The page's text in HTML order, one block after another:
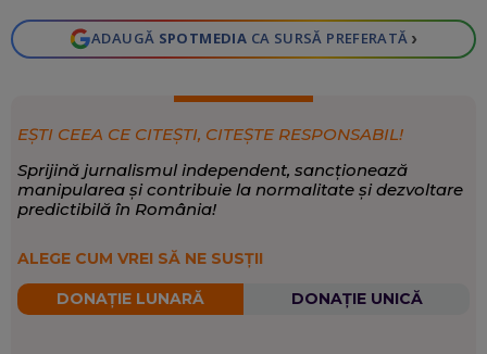
ADAUGĂ SPOTMEDIA CA SURSĂ PREFERATĂ ›
EȘTI CEEA CE CITEȘTI, CITEȘTE RESPONSABIL!
Sprijină jurnalismul independent, sancționează
manipularea și contribuie la normalitate și dezvoltare
predictibilă în România!
ALEGE CUM VREI SĂ NE SUSȚII
DONAȚIE LUNARĂ DONAȚIE UNICĂ